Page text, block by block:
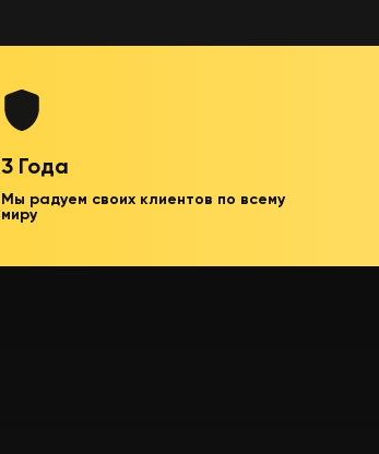
3 Года
Мы радуем своих клиентов по всему
миру